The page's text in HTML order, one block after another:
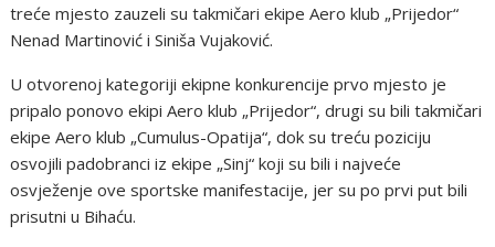
treće mjesto zauzeli su takmičari ekipe Aero klub „Prijedor“
Nenad Martinović i Siniša Vujaković.
U otvorenoj kategoriji ekipne konkurencije prvo mjesto je
pripalo ponovo ekipi Aero klub „Prijedor“, drugi su bili takmičari
ekipe Aero klub „Cumulus-Opatija“, dok su treću poziciju
osvojili padobranci iz ekipe „Sinj“ koji su bili i najveće
osvježenje ove sportske manifestacije, jer su po prvi put bili
prisutni u Bihaću.